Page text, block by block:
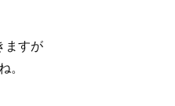
ますが
。